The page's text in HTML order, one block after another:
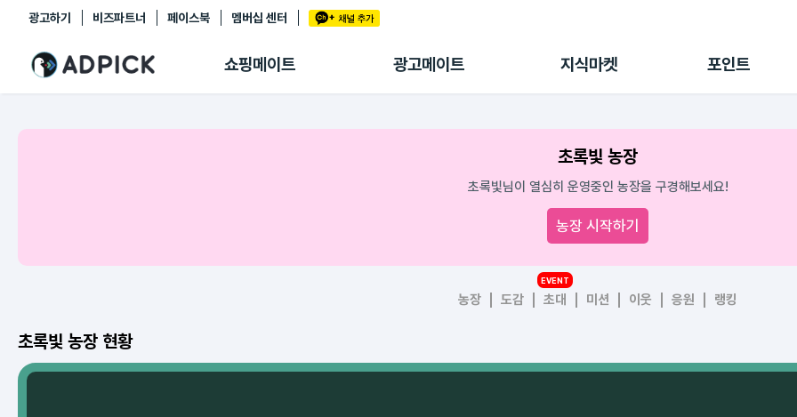
광고하기 비즈파트너 페이스북 멤버십 센터
쇼핑메이트 광고메이트 지식마켓 포인트
추천상품
쇼핑 에이전트
링크관리
광고리포트
출석 룰렛
후원
초록빛 농장
초록빛님이 열심히 운영중인 농장을 구경해보세요!
농장 시작하기
농장 도감 초대
EVENT
미션 이웃 응원 랭킹
초록빛 농장 현황